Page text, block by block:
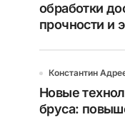
обработки
прочности и
Константин
Новые
бруса: